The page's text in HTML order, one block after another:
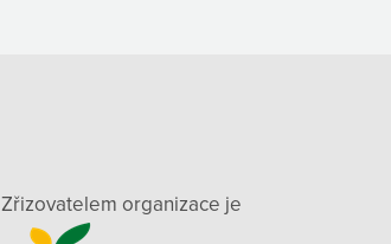
Zřizovatelem organizace je